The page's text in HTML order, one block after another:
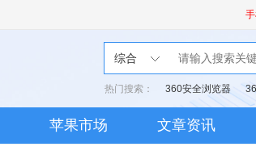
综合
热门搜索： 360安全浏览器
苹果市场 文章资讯